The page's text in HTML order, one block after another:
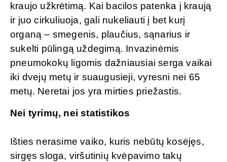
kraujo užkrėtimą. Kai bacilos patenka į kraują
ir juo cirkuliuoja, gali nukeliauti į bet kurį
organą – smegenis, plaučius, sąnarius ir
sukelti pūlingą uždegimą. Invazinėmis
pneumokokų ligomis dažniausiai serga vaikai
iki dvejų metų ir suaugusieji, vyresni nei 65
metų. Neretai jos yra mirties priežastis.
Nei tyrimų, nei statistikos
Išties nerasime vaiko, kuris nebūtų kosėjęs,
sirgęs sloga, viršutinių kvėpavimo takų